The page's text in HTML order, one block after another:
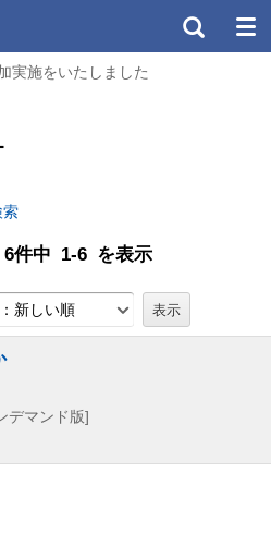
実施をいたしました
索
6件中 1-6 を表示
新しい順
デマンド版]